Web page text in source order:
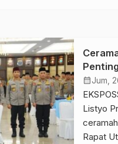
calendar_monthJum,
Listyo
Rapat